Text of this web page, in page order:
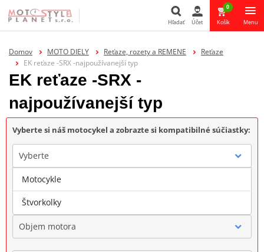
Hľadať
Hľadať Účet
0
Košík Menu
Domov MOTO DIELY Reťaze, rozety a REMENE
Reťaze
EK reťaze -SRX -najpoužívanejší typ
EK reťaze -SRX -
najpoužívanejší typ
Vyberte si náš motocykel a zobrazte si kompatibilné súčiastky:
Vyberte
Značka
Objem motora
Motocykle
Štvorkolky